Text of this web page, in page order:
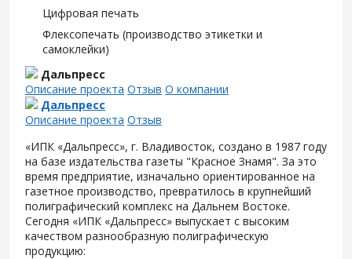
Цифровая печать
Флексопечать (производство этикетки и
самоклейки)
Дальпресс
Описание проекта Отзыв О компании
Дальпресс
Описание проекта Отзыв
«ИПК «Дальпресс», г. Владивосток, создано в 1987 году
на базе издательства газеты "Красное Знамя". За это
время предприятие, изначально ориентированное на
газетное производство, превратилось в крупнейший
полиграфический комплекс на Дальнем Востоке.
Сегодня «ИПК «Дальпресс» выпускает с высоким
качеством разнообразную полиграфическую
продукцию: